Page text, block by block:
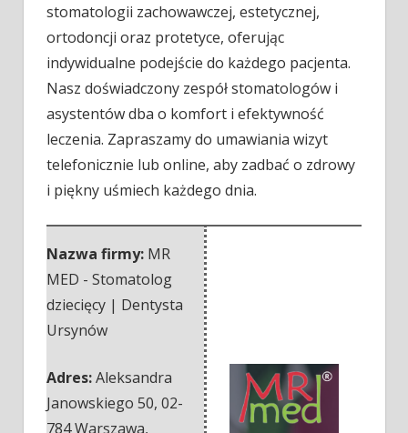
stomatologii zachowawczej, estetycznej,
ortodoncji oraz protetyce, oferując
indywidualne podejście do każdego pacjenta.
Nasz doświadczony zespół stomatologów i
asystentów dba o komfort i efektywność
leczenia. Zapraszamy do umawiania wizyt
telefonicznie lub online, aby zadbać o zdrowy
i piękny uśmiech każdego dnia.
Nazwa firmy: MR
MED - Stomatolog
dziecięcy | Dentysta
Ursynów
Adres:Aleksandra
Janowskiego 50, 02-
784 Warszawa,